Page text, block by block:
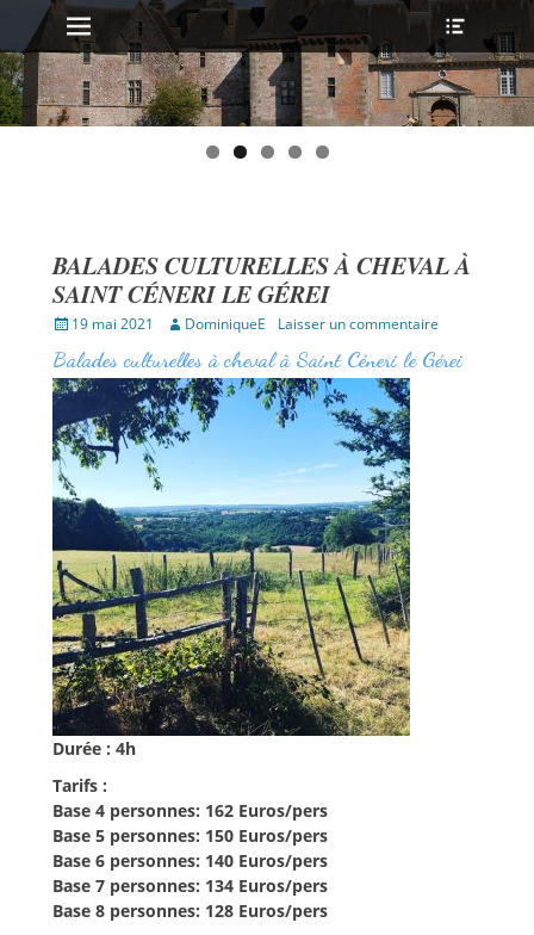
MENU PRINCIPAL
Aller
au
contenu
l’en-
tête
BALADES CULTURELLES À CHEVAL À
SAINT CÉNERI LE GÉREI
Publié19 mai 2021 Auteur
DominiqueE Laisser un commentaire
Balades culturelles à cheval à Saint Céneri le Gérei
Durée : 4h
Tarifs :
Base 4 personnes: 162 Euros/pers
Base 5 personnes: 150 Euros/pers
Base 6 personnes: 140 Euros/pers
Base 7 personnes: 134 Euros/pers
Base 8 personnes: 128 Euros/pers